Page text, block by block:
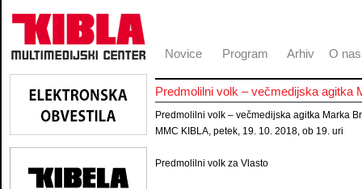
Novice Program Arhiv O nas
Predmolilni volk – večmedijska agitka
Predmolilni volk – večmedijska agitka Marka
MMC KIBLA, petek, 19. 10. 2018, ob 19. uri
Predmolilni volk za Vlasto